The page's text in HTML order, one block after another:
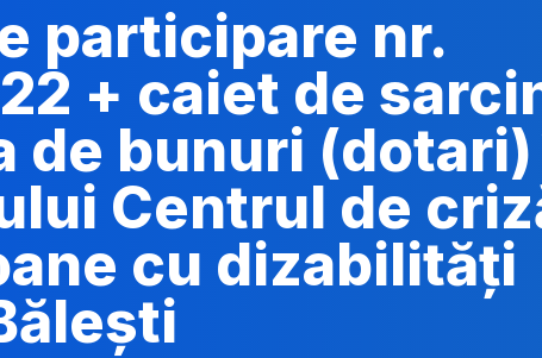
participare nr.
+ caiet de
de bunuri
Centrul de
cu dizabilități